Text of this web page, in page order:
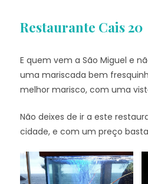
Restaurante Cais 20
E quem vem a São Miguel e
uma mariscada bem
melhor marisco, com uma
Não deixes de ir a este
cidade, e com um preço